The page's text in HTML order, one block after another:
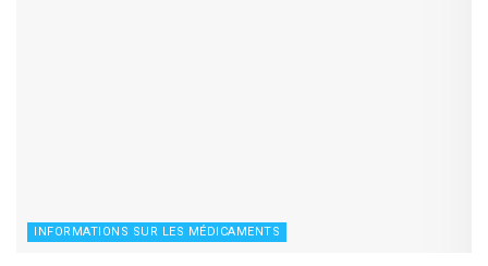
INFORMATIONS SUR LES MÉDICAMENTS